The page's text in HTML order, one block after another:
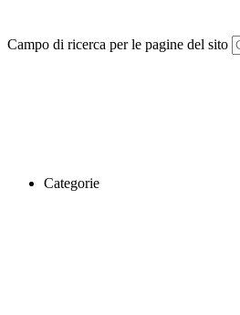
Campo di ricerca per le pagine del sito
Categorie